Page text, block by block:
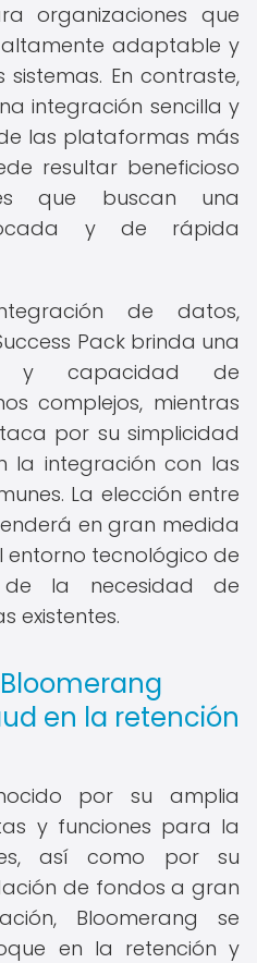
organizaciones que
adaptable y
En contraste,
integración sencilla y
las plataformas más
resultar beneficioso
que buscan una
y de rápida
de datos,
Pack brinda una
y capacidad de
complejos, mientras
por su simplicidad
la integración con las
La elección entre
en gran medida
tecnológico de
la necesidad de
existentes.
en la retención
por su amplia
y funciones para la
así como por su
de fondos a gran
Bloomerang se
en la retención y